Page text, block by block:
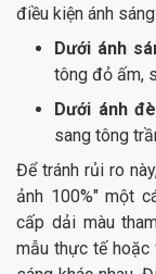
điều kiện ánh sáng:
Dưới ánh
tông đỏ ấm,
Dưới ánh
sang tông
Để tránh rủi ro
ảnh 100%" một
cấp dải màu
mẫu thực tế hoặc